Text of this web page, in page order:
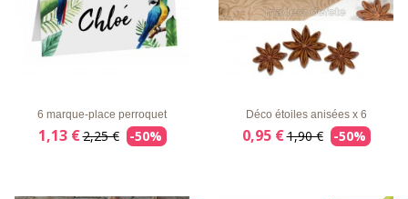
6 marque-place perroquet
1,13 €2,25 € -50%
LISTE
D'ENVIE
APERÇU
DÉTAILS
Déco étoiles anisées x 6
0,95 €1,90 € -50%